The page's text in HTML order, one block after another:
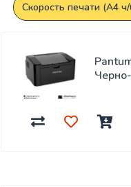
Скорость печати (А4